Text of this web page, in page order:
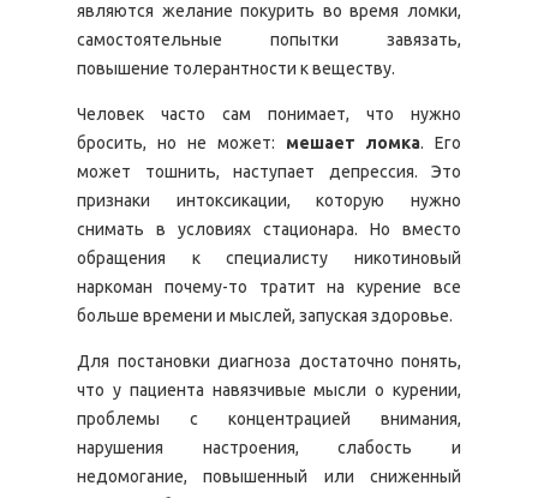
являются желание покурить во время ломки,
самостоятельные попытки завязать,
повышение толерантности к веществу.
Человек часто сам понимает, что нужно
бросить, но не может: мешает ломка. Его
может тошнить, наступает депрессия. Это
признаки интоксикации, которую нужно
снимать в условиях стационара. Но вместо
обращения к специалисту никотиновый
наркоман почему-то тратит на курение все
больше времени и мыслей, запуская здоровье.
Для постановки диагноза достаточно понять,
что у пациента навязчивые мысли о курении,
проблемы с концентрацией внимания,
нарушения настроения, слабость и
недомогание, повышенный или сниженный